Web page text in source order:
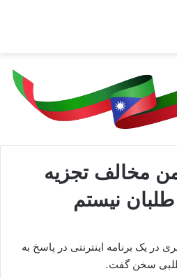
مخالف تجزیه
نیستم
یک برنامه اینترنتی در پاسخ به
طلبی سخن گفت.